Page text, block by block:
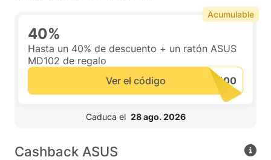
40%
Hasta un 40% de descuento + un ratón ASUS
MD102 de regalo
Ver el código
Caduca el 28 ago. 2026
Acumulable
Cashback ASUS